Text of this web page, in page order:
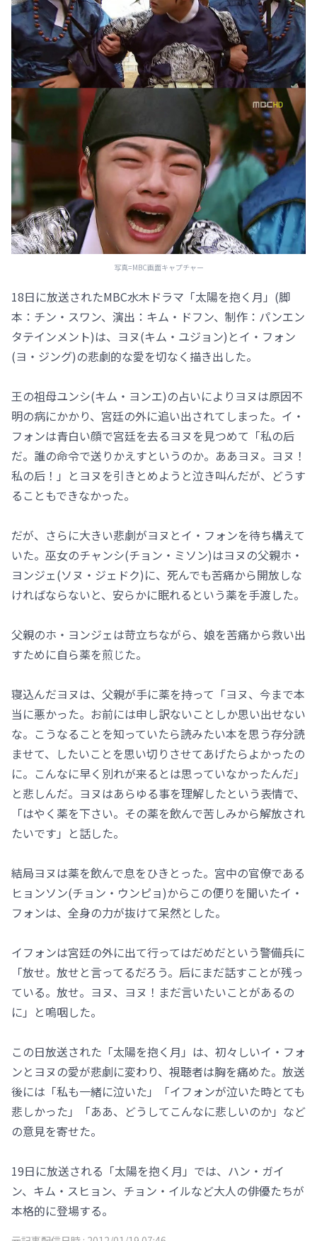
写真=MBC画面キャプチャー
18日に放送されたMBC水木ドラマ「太陽を抱く月」(脚
本：チン・スワン、演出：キム・ドフン、制作：パンエン
タテインメント)は、ヨヌ(キム・ユジョン)とイ・フォン
(ヨ・ジング)の悲劇的な愛を切なく描き出した。
王の祖母ユンシ(キム・ヨンエ)の占いによりヨヌは原因不
明の病にかかり、宮廷の外に追い出されてしまった。イ・
フォンは青白い顔で宮廷を去るヨヌを見つめて「私の后
だ。誰の命令で送りかえすというのか。ああヨヌ。ヨヌ！
私の后！」とヨヌを引きとめようと泣き叫んだが、どうす
ることもできなかった。
だが、さらに大きい悲劇がヨヌとイ・フォンを待ち構えて
いた。巫女のチャンシ(チョン・ミソン)はヨヌの父親ホ・
ヨンジェ(ソヌ・ジェドク)に、死んでも苦痛から開放しな
ければならないと、安らかに眠れるという薬を手渡した。
父親のホ・ヨンジェは苛立ちながら、娘を苦痛から救い出
すために自ら薬を煎じた。
寝込んだヨヌは、父親が手に薬を持って「ヨヌ、今まで本
当に悪かった。お前には申し訳ないことしか思い出せない
な。こうなることを知っていたら読みたい本を思う存分読
ませて、したいことを思い切りさせてあげたらよかったの
に。こんなに早く別れが来るとは思っていなかったんだ」
と悲しんだ。ヨヌはあらゆる事を理解したという表情で、
「はやく薬を下さい。その薬を飲んで苦しみから解放され
たいです」と話した。
結局ヨヌは薬を飲んで息をひきとった。宮中の官僚である
ヒョンソン(チョン・ウンピョ)からこの便りを聞いたイ・
フォンは、全身の力が抜けて呆然とした。
イフォンは宮廷の外に出て行ってはだめだという警備兵に
「放せ。放せと言ってるだろう。后にまだ話すことが残っ
ている。放せ。ヨヌ、ヨヌ！まだ言いたいことがあるの
に」と嗚咽した。
この日放送された「太陽を抱く月」は、初々しいイ・フォ
ンとヨヌの愛が悲劇に変わり、視聴者は胸を痛めた。放送
後には「私も一緒に泣いた」「イフォンが泣いた時とても
悲しかった」「ああ、どうしてこんなに悲しいのか」など
の意見を寄せた。
19日に放送される「太陽を抱く月」では、ハン・ガイ
ン、キム・スヒョン、チョン・イルなど大人の俳優たちが
本格的に登場する。